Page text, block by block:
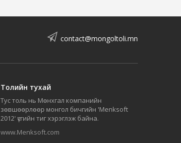
contact@mongoltoli.mn
Толийн тухай
Тус толь нь Мөнхгал компанийн
зөвшөөрлөөр монгол бичгийн 'Menksoft
2012' үсгийн тиг хэрэглэж байна.
www.Menksoft.com